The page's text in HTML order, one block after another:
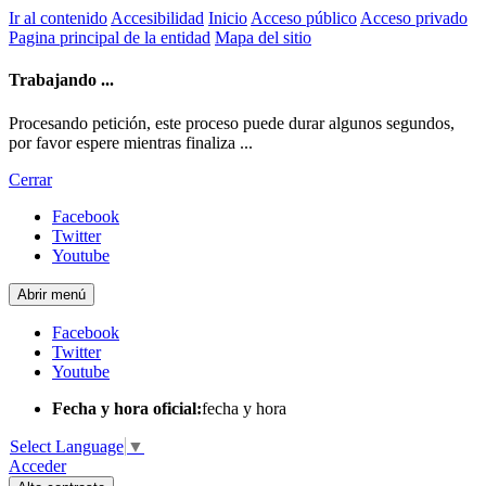
Ir al contenido Accesibilidad Inicio Acceso público Acceso privado
Pagina principal de la entidad Mapa del sitio
Trabajando ...
Procesando petición, este proceso puede durar algunos segundos,
por favor espere mientras finaliza ...
Cerrar
Facebook
Twitter
Youtube
Abrir menú
Facebook
Twitter
Youtube
Fecha y hora oficial:fecha y hora
Select Language ▼
Acceder